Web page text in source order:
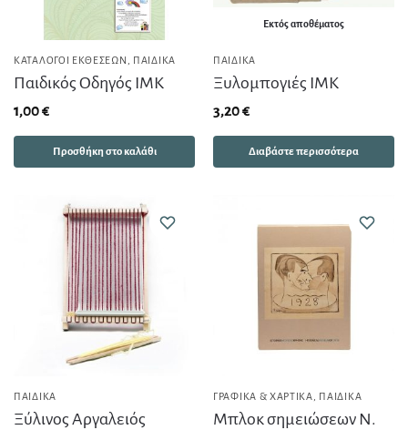
ΚΑΤΆΛΟΓΟΙ ΕΚΘΈΣΕΩΝ ΠΑΙΔΙΚΆ
Παιδικός Οδηγός ΙΜΚ
1,00€
Προσθήκη στο καλάθι
Εκτός αποθέματος
ΠΑΙΔΙΚΆ
Ξυλομπογιές ΙΜΚ
3,20€
Διαβάστε περισσότερα
ΠΑΙΔΙΚΆ
Ξύλινος Aργαλειός
ΓΡΑΦΙΚΆ & ΧΑΡΤΙΚΆ ΠΑΙΔΙΚΆ
Μπλοκ σημειώσεων Ν.